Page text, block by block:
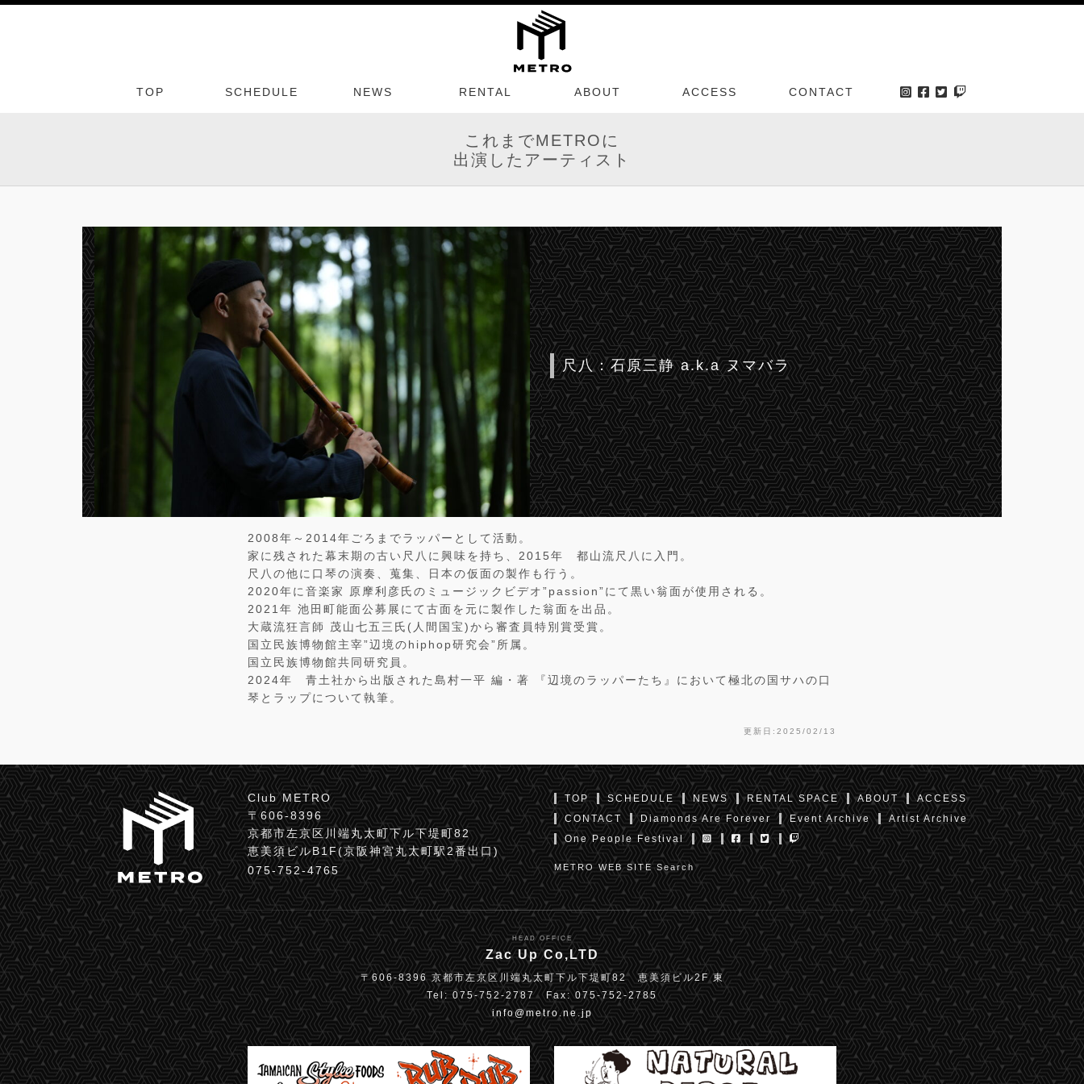
TOP SCHEDULE NEWS RENTAL ABOUT ACCESS CONTACT
これまでMETROに
出演したアーティスト
尺八：石原三静 a.k.a ヌマバラ
2008年～2014年ごろまでラッパーとして活動。
家に残された幕末期の古い尺八に興味を持ち、2015年 都山流尺八に入門。
尺八の他に口琴の演奏、蒐集、日本の仮面の製作も行う。
2020年に音楽家 原摩利彦氏のミュージックビデオ”passion”にて黒い翁面が使用される。
2021年 池田町能面公募展にて古面を元に製作した翁面を出品。
大蔵流狂言師 茂山七五三氏(人間国宝)から審査員特別賞受賞。
国立民族博物館主宰”辺境のhiphop研究会”所属。
国立民族博物館共同研究員。
2024年 青土社から出版された島村一平 編・著 『辺境のラッパーたち』において極北の国サハの口
琴とラップについて執筆。
更新日:2025/02/13
Club METRO
〒606-8396
京都市左京区川端丸太町下ル下堤町82
恵美須ビルB1F(京阪神宮丸太町駅2番出口)
075-752-4765
TOP SCHEDULE NEWS RENTAL SPACE ABOUT
ACCESS
CONTACT
Diamonds Are Forever Event Archive
Artist Archive
One People Festival
METRO WEB SITE Search
HEAD OFFICE
Zac Up Co,LTD
〒606-8396 京都市左京区川端丸太町下ル下堤町82 恵美須ビル2F 東
Tel: 075-752-2787 Fax: 075-752-2785
info@metro.ne.jp